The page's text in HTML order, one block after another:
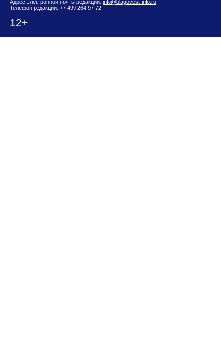
Адрес электронной почты редакции: info@blagovest-info.ru
Телефон редакции: +7 499 264 97 72
12+